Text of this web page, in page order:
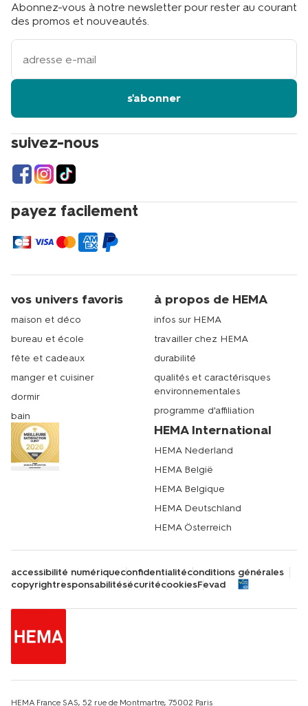
suivez-nous
payez facilement
Abonnez-vous à notre newsletter pour rester au courant
des promos et nouveautés.
votre
adresse
s'abonner
vos univers favoris
maison et déco
bureau et école
fête et cadeaux
manger et cuisiner
dormir
bain
à propos de HEMA
infos sur HEMA
travailler chez HEMA
durabilité
qualités et caractérisques
environnementales
programme d'affiliation
HEMA International
HEMA Nederland
HEMA België
HEMA Belgique
HEMA Deutschland
HEMA Österreich
accessibilité numériqueconfidentialitéconditions générales
copyrightresponsabilitésécuritécookiesFevad
HEMA France SAS, 52 rue de Montmartre, 75002 Paris